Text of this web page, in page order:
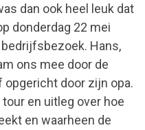
dan ook heel leuk dat
donderdag 22 mei
Hans,
ons mee door de
door zijn opa.
en uitleg over hoe
en waarheen de